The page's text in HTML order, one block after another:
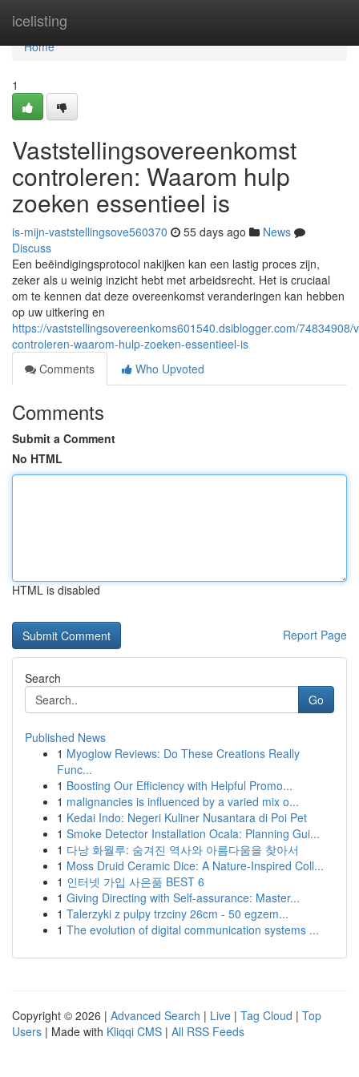
icelisting
Home
Home
1
Vaststellingsovereenkomst
controleren: Waarom hulp
zoeken essentieel is
is-mijn-vaststellingsove560370 55 days ago
News
Discuss
Een beëindigingsprotocol nakijken kan een lastig proces zijn,
zeker als u weinig inzicht hebt met arbeidsrecht. Het is cruciaal
om te kennen dat deze overeenkomst veranderingen kan hebben
op uw uitkering en
https://vaststellingsovereenkoms601540.dsiblogger.com/
controleren-waarom-hulp-zoeken-essentieel-is
Comments
Who Upvoted
Comments
Submit a Comment
No HTML
HTML is disabled
Report Page
Search
Go
Published News
1 Myoglow Reviews: Do These Creations Really
Func...
1 Boosting Our Efficiency with Helpful Promo...
1 malignancies is influenced by a varied mix o...
1 Kedai Indo: Negeri Kuliner Nusantara di Poi Pet
1 Smoke Detector Installation Ocala: Planning Gui...
1 다낭 화월루: 숨겨진 역사와 아름다움을 찾아서
1 Moss Druid Ceramic Dice: A Nature-Inspired Coll...
1 인터넷 가입 사은품 BEST 6
1 Giving Directing with Self-assurance: Master...
1 Talerzyki z pulpy trzciny 26cm - 50 egzem...
1 The evolution of digital communication systems ...
Copyright © 2026 | Advanced Search | Live | Tag Cloud | Top
Users | Made with Kliqqi CMS | All RSS Feeds